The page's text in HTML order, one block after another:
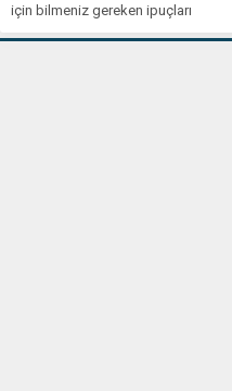
için bilmeniz gereken ipuçları
burada! Kaş bakımında ustalaşmak